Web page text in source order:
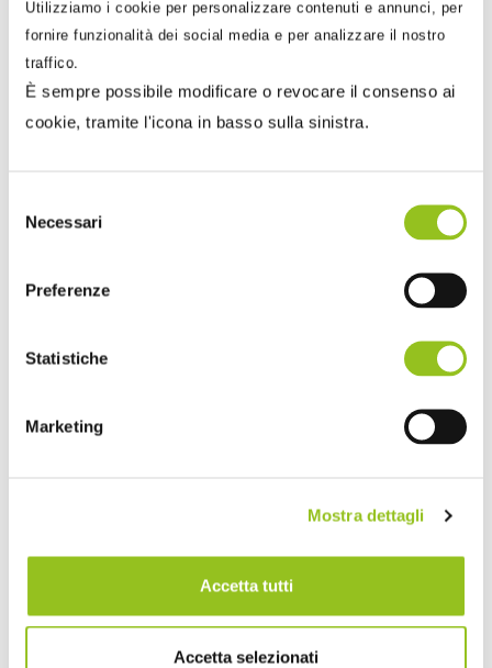
Utilizziamo i cookie per personalizzare contenuti e annunci, per
fornire funzionalità dei social media e per analizzare il nostro
traffico.
È sempre possibile modificare o revocare il consenso ai
cookie, tramite l'icona in basso sulla sinistra.
delNecessari
Preferenze
Statistiche
Marketing
Mostra dettagli
Accetta tutti
Accetta selezionati
13 Marzo 2023
Tardiva trasmissione di fatture e corrispettivi:
adempimento spontaneo
In questi giorni numerosi contribuenti si stanno vedendo
recapitare a mezzo PEC una nuova tornata di